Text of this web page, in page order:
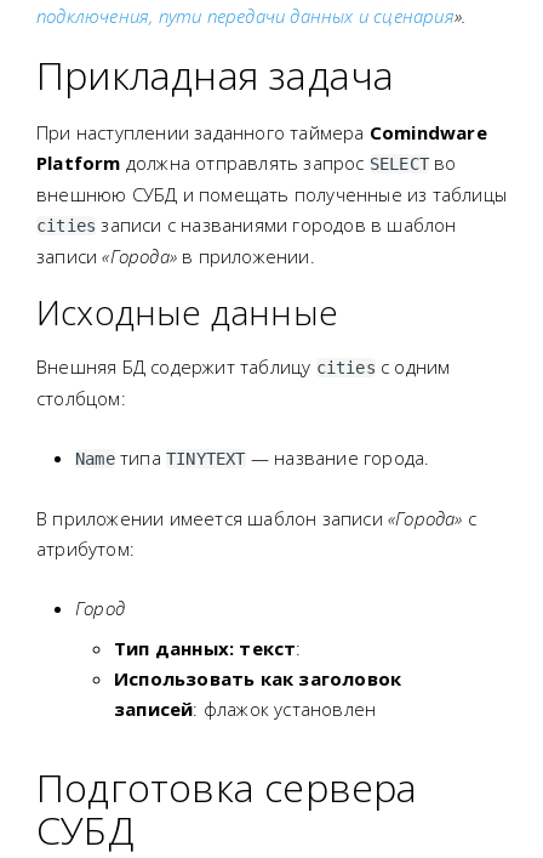
подключения, пути передачи данных и сценария».
Прикладная задача
При наступлении заданного таймера Comindware
Platform должна отправлять запрос SELECT во
внешнюю СУБД и помещать полученные из таблицы
cities записи с названиями городов в шаблон
записи«Города» в приложении.
Исходные данные
Внешняя БД содержит таблицу cities с одним
столбцом:
NameтипаTINYTEXT— название города.
В приложении имеется шаблон записи «Города» с
атрибутом:
Город
Тип данных: текст:
Использовать как заголовок
записей: флажок установлен
Подготовка сервера
СУБД